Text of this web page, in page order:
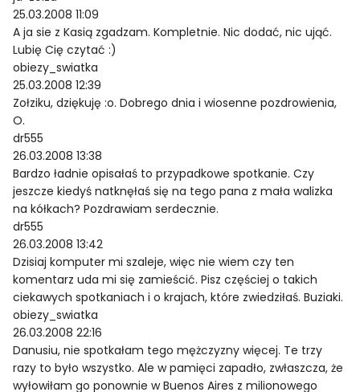
25.03.2008 11:09
A ja sie z Kasią zgadzam. Kompletnie. Nic dodać, nic ująć.
Lubię Cię czytać :)
obiezy_swiatka
25.03.2008 12:39
Zołziku, dziękuję :o. Dobrego dnia i wiosenne pozdrowienia,
O.
dr555
26.03.2008 13:38
Bardzo ładnie opisałaś to przypadkowe spotkanie. Czy
jeszcze kiedyś natknęłaś się na tego pana z mała walizka
na kółkach? Pozdrawiam serdecznie.
dr555
26.03.2008 13:42
Dzisiaj komputer mi szaleje, więc nie wiem czy ten
komentarz uda mi się zamieścić. Pisz częściej o takich
ciekawych spotkaniach i o krajach, które zwiedziłaś. Buziaki.
obiezy_swiatka
26.03.2008 22:16
Danusiu, nie spotkałam tego mężczyzny więcej. Te trzy
razy to było wszystko. Ale w pamięci zapadło, zwłaszcza, że
wyłowiłam go ponownie w Buenos Aires z milionowego